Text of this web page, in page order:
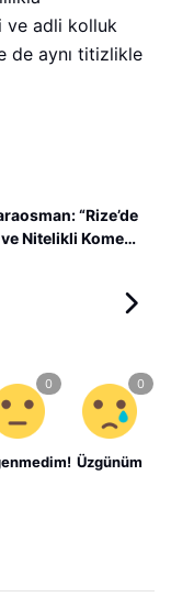
ve adli kolluk
de aynı titizlikle
“Rize’de
Nitelikli Komedi
Üzgünüm